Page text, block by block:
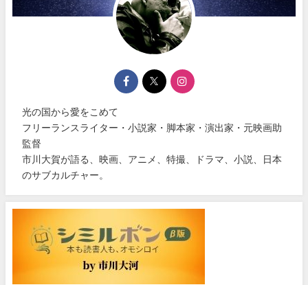
光の国から愛をこめて
フリーランスライター・小説家・脚本家・演出家・元映画助
監督
市川大賀が語る、映画、アニメ、特撮、ドラマ、小説、日本
のサブカルチャー。